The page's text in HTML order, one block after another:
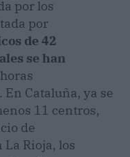
por los
por
de 42
se han
Cataluña, ya se
11 centros,
de
Rioja, los